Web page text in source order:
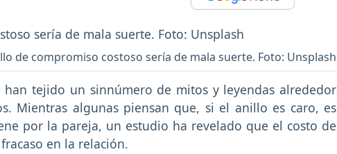
de compromiso costoso sería de mala suerte. Foto: Unsplash
han tejido un sinnúmero de mitos y leyendas alrededor
Mientras algunas piensan que, si el anillo es caro, es
por la pareja, un estudio ha revelado que el costo de
en la relación.